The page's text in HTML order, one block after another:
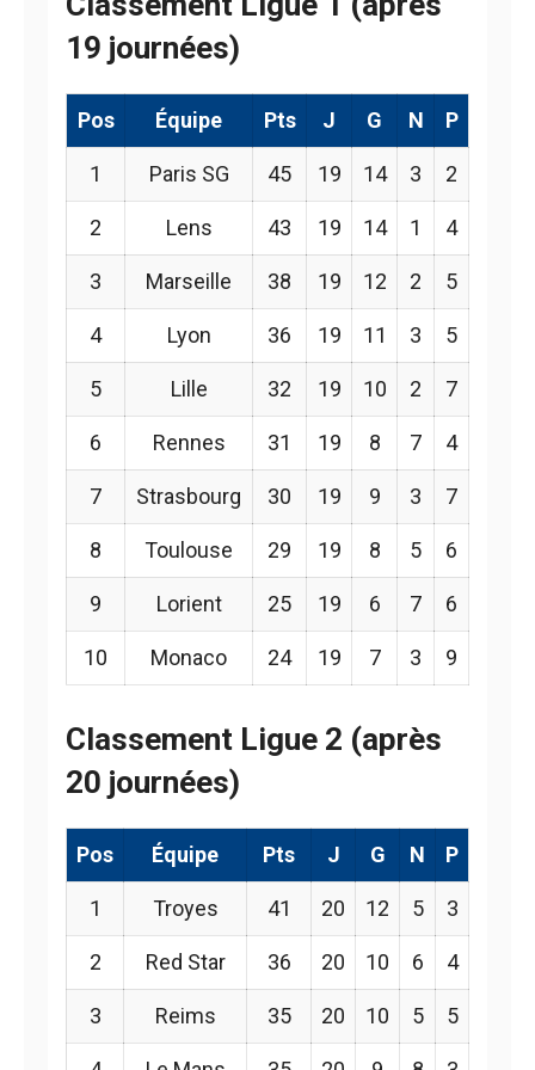
19 journées)
Pos Équipe Pts J G N P
1 Paris SG 45 19 14 3 2
2 Lens 43 19 14 1 4
3 Marseille 38 19 12 2 5
4 Lyon 36 19 11 3 5
5 Lille 32 19 10 2 7
6 Rennes 31 19 8 7 4
7 Strasbourg 30 19 9 3 7
8 Toulouse 29 19 8 5 6
9 Lorient 25 19 6 7 6
10 Monaco 24 19 7 3 9
Classement Ligue 2 (après
20 journées)
Pos Équipe Pts J G N P
1 Troyes 41 20 12 5 3
2 Red Star 36 20 10 6 4
3 Reims 35 20 10 5 5